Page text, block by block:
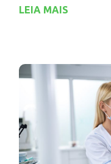
LEIA MAIS